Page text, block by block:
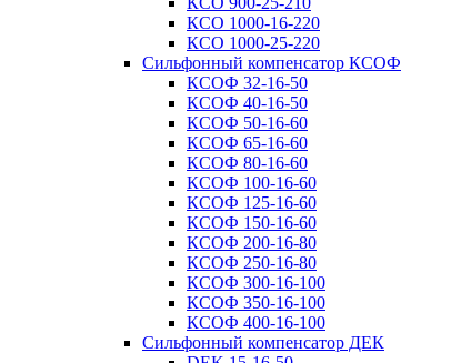
КСО 1000-16-220
КСО 1000-25-220
Сильфонный компенсатор КСОФ
КСОФ 32-16-50
КСОФ 40-16-50
КСОФ 50-16-60
КСОФ 65-16-60
КСОФ 80-16-60
КСОФ 100-16-60
КСОФ 125-16-60
КСОФ 150-16-60
КСОФ 200-16-80
КСОФ 250-16-80
КСОФ 300-16-100
КСОФ 350-16-100
КСОФ 400-16-100
Сильфонный компенсатор ДЕК